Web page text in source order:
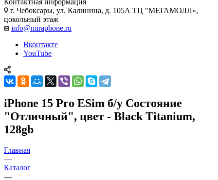
Контактная информация
г. Чебоксары, ул. Калинина, д. 105А ТЦ "МЕГАМОЛЛ»,
цокольный этаж
info@miraphone.ru
Вконтакте
YouTube
iPhone 15 Pro ESim б/у Состояние
"Отличный", цвет - Black Titanium,
128gb
Главная
—
Каталог
—